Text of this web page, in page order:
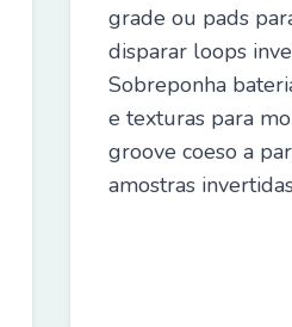
grade ou pads
disparar loops
Sobreponha
e texturas para
groove coeso a
amostras